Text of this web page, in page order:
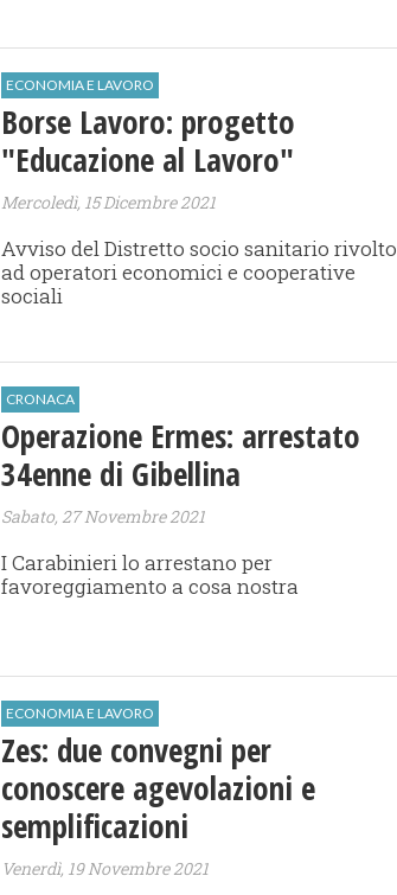
ECONOMIA E LAVORO
Borse Lavoro: progetto
"Educazione al Lavoro"
Mercoledì, 15 Dicembre 2021
Avviso del Distretto socio sanitario rivolto
ad operatori economici e cooperative
sociali
CRONACA
Operazione Ermes: arrestato
34enne di Gibellina
Sabato, 27 Novembre 2021
I Carabinieri lo arrestano per
favoreggiamento a cosa nostra
ECONOMIA E LAVORO
Zes: due convegni per
conoscere agevolazioni e
semplificazioni
Venerdì, 19 Novembre 2021